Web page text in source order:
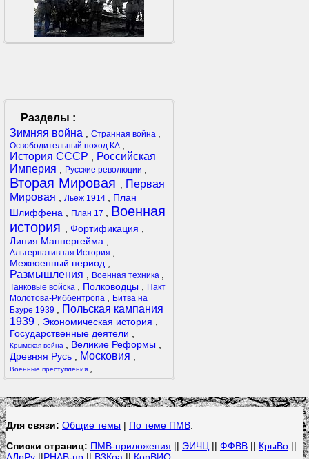
Разделы :
Зимняя война , Странная война ,
Освободительный поход КА ,
История СССР , Российская
Империя , Русские революции ,
Вторая Мировая , Первая
Мировая , Льеж 1914 , План
Шлиффена , План 17 , Военная
история , Фортификация ,
Линия Маннергейма ,
Альтернативная История ,
Межвоенный период ,
Размышления , Военная техника ,
Танковые войска , Полководцы , Пакт
Молотова-Риббентропа , Битва на
Бзуре 1939 , Польская кампания
1939 , Экономическая история ,
Государственные деятели ,
Крымская война , Великие Реформы ,
Древняя Русь , Московия ,
Военные преступления ,
Для связи: Общие темы | По теме ПМВ.
Списки страниц: ПМВ-приложения || ЭИЧЦ|| ФФВВ|| КрыВо||